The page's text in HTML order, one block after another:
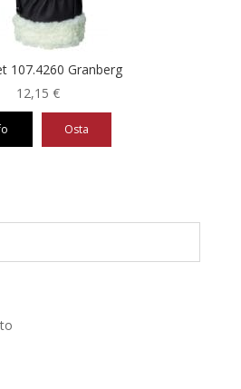
107.4260 Granberg
12,15 €
Osta